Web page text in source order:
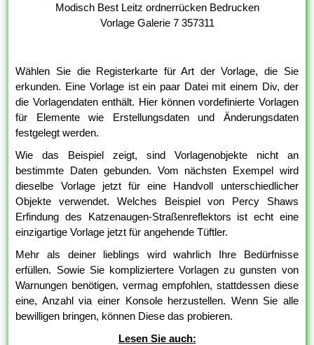
Modisch Best Leitz ordnerrücken Bedrucken
Vorlage Galerie 7 357311
Wählen Sie die Registerkarte für Art der Vorlage, die Sie
erkunden. Eine Vorlage ist ein paar Datei mit einem Div, der
die Vorlagendaten enthält. Hier können vordefinierte Vorlagen
für Elemente wie Erstellungsdaten und Änderungsdaten
festgelegt werden.
Wie das Beispiel zeigt, sind Vorlagenobjekte nicht an
bestimmte Daten gebunden. Vom nächsten Exempel wird
dieselbe Vorlage jetzt für eine Handvoll unterschiedlicher
Objekte verwendet. Welches Beispiel von Percy Shaws
Erfindung des Katzenaugen-Straßenreflektors ist echt eine
einzigartige Vorlage jetzt für angehende Tüftler.
Mehr als deiner lieblings wird wahrlich Ihre Bedürfnisse
erfüllen. Sowie Sie kompliziertere Vorlagen zu gunsten von
Warnungen benötigen, vermag empfohlen, stattdessen diese
eine, Anzahl via einer Konsole herzustellen. Wenn Sie alle
bewilligen bringen, können Diese das probieren.
Lesen Sie auch: